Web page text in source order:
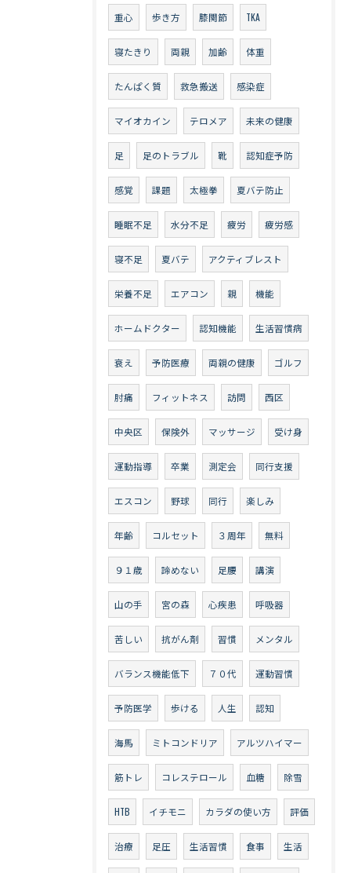
重心 歩き方 膝関節 TKA
寝たきり 両親 加齢 体重
たんぱく質 救急搬送 感染症
マイオカイン テロメア 未来の健康
足 足のトラブル 靴 認知症予防
感覚 課題 太極拳 夏バテ防止
睡眠不足 水分不足 疲労 疲労感
寝不足 夏バテ アクティブレスト
栄養不足 エアコン 親 機能
ホームドクター 認知機能 生活習慣病
衰え 予防医療 両親の健康 ゴルフ
肘痛 フィットネス 訪問 西区
中央区 保険外 マッサージ 受け身
運動指導 卒業 測定会 同行支援
エスコン 野球 同行 楽しみ
年齢 コルセット ３周年 無料
９１歳 諦めない 足腰 講演
山の手 宮の森 心疾患 呼吸器
苦しい 抗がん剤 習慣 メンタル
バランス機能低下 ７０代 運動習慣
予防医学 歩ける 人生 認知
海馬 ミトコンドリア アルツハイマー
筋トレ コレステロール 血糖 除雪
HTB イチモニ カラダの使い方 評価
治療 足圧 生活習慣 食事 生活